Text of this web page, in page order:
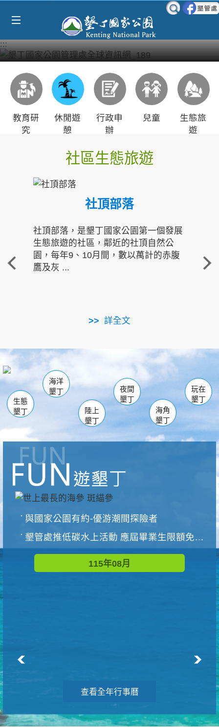
:::
教育研
究
休閒遊
憩
行政申
辦
兒童
生態旅
遊
社區生態旅遊
社頂部落
社頂部落，是墾丁國家公園第一個發展
生態旅遊的社區，鄰近的社頂自然公
園，每年9、10月間，數以萬計的赤腹
鷹及灰 ...
詳全文
重
走進
南仁湖
海生館
恆春 佳樂水
龍鑾潭自然中心 森林遊樂區
瓊麻館
關山 墾管處遊客中心
社頂公園 風吹沙
船帆石
白砂 龍磐公園
香蕉灣
砂島
鵝鑾鼻
生態
墾丁
海洋
墾丁
陸上
墾丁
夜間
墾丁
海角
墾丁
玩在
墾丁
與國家公園有約-優游潮間探險者
墾管處推低碳水上活動 應屆畢業生限額免費參加
115年08月
查看全年行事曆